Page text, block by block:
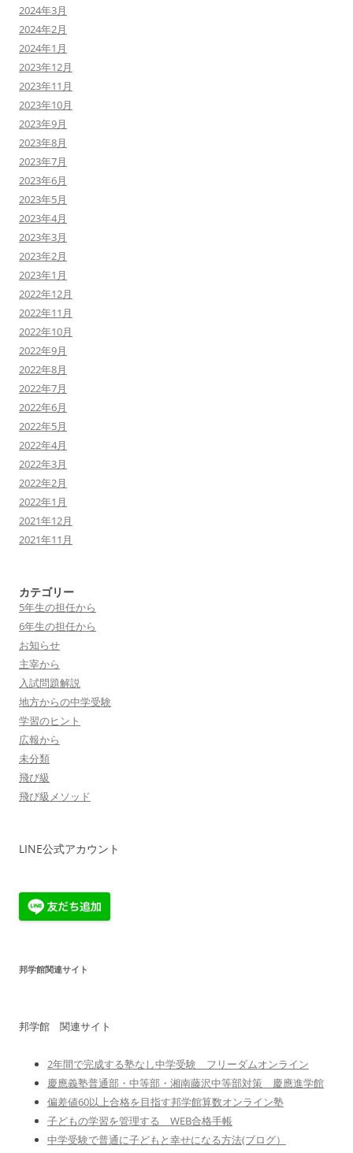
2024年3月
2024年2月
2024年1月
2023年12月
2023年11月
2023年10月
2023年9月
2023年8月
2023年7月
2023年6月
2023年5月
2023年4月
2023年3月
2023年2月
2023年1月
2022年12月
2022年11月
2022年10月
2022年9月
2022年8月
2022年7月
2022年6月
2022年5月
2022年4月
2022年3月
2022年2月
2022年1月
2021年12月
2021年11月
カテゴリー
5年生の担任から
6年生の担任から
お知らせ
主宰から
入試問題解説
地方からの中学受験
学習のヒント
広報から
未分類
飛び級
飛び級メソッド
LINE公式アカウント
邦学館関連サイト
邦学館 関連サイト
2年間で完成する塾なし中学受験 フリーダムオンライン
慶應義塾普通部・中等部・湘南藤沢中等部対策 慶應進学館
偏差値60以上合格を目指す邦学館算数オンライン塾
子どもの学習を管理する WEB合格手帳
中学受験で普通に子どもと幸せになる方法(ブログ）